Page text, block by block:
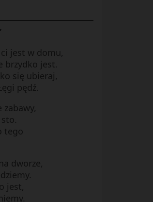
jest w domu,
brzydko jest.
się ubieraj,
pędź.
zabawy,
tego
dworze,
jest,